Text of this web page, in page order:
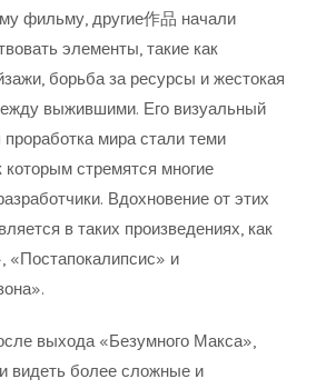
фильму, другие作品 начали
элементы, такие как
борьба за ресурсы и жестокая
выжившими. Его визуальный
проработка мира стали теми
которым стремятся многие
Вдохновение от этих
в таких произведениях, как
«Постапокалипсис» и
выхода «Безумного Макса»,
видеть более сложные и